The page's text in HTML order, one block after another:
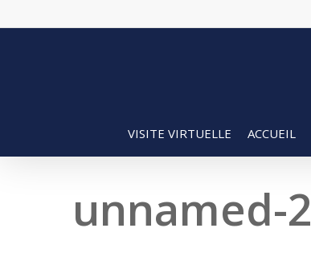
to
VISITE VIRTUELLE ACCUEIL
unnamed-2